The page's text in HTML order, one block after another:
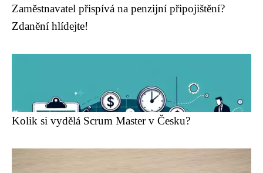
Zaměstnavatel přispívá na penzijní připojištění?
Zdanění hlídejte!
Kolik si vydělá Scrum Master v Česku?